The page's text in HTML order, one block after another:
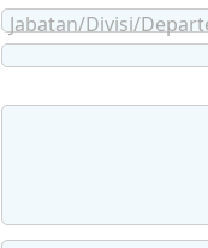
Jabatan/Divisi/